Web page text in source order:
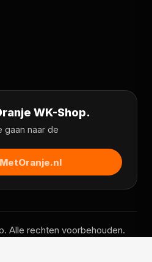
WK-Shop.
gaan naar de
Alle rechten voorbehouden.